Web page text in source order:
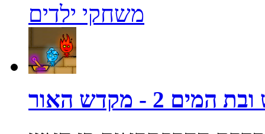
משחקי ילדים
2 - מקדש האור